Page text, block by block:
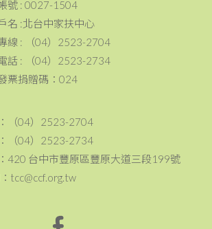
號 : 0027-1504
名 :北台中家扶中心
線 : （04）2523-2704
話 : （04）2523-2734
票捐贈碼：024
（04）2523-2704
（04）2523-2734
420 台中市豐原區豐原大道三段199號
tcc@ccf.org.tw